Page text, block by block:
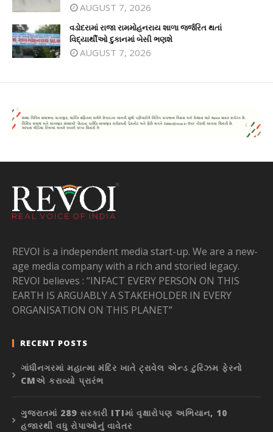
AUGUST 7, 2026
વડોદરામાં રાજા રામમોહનરાય શાળા જર્જરિત થતાં
વિદ્યાર્થીઓ દુકાનમાં બેસી ભણશે
AUGUST 7, 2026
REVOI is a independent media start-up. We are a new-
age media company with a rich and storied legacy.
REVOI believes : “INFACT EVERY PERSON ON THIS
EARTH IS ARGUABLY A STAKEHOLDER IN EVERY
ORGANISATION ON THIS PLANET”
RECENT POSTS
ગાંધીનગરમાં મહાત્મા મંદિર ખાતે ટ્રાવેલ એન્ડ ટુરિઝમ ફેરનો
CMએ કરાવ્યો પ્રારંભ
ગુજરાતમાં 289 સરકારી ITIમાં વૃક્ષારોપણ અભિયાન, 10
હજારથી વધુ રોપાઓનું વાવેતર